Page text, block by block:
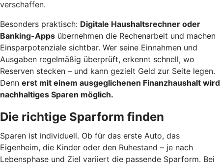
verschaffen.
Besonders praktisch: Digitale Haushaltsrechner oder
Banking-Apps übernehmen die Rechenarbeit und machen
Einsparpotenziale sichtbar. Wer seine Einnahmen und
Ausgaben regelmäßig überprüft, erkennt schnell, wo
Reserven stecken – und kann gezielt Geld zur Seite legen.
Denn erst mit einem ausgeglichenen Finanzhaushalt wird
nachhaltiges Sparen möglich.
Die richtige Sparform finden
Sparen ist individuell. Ob für das erste Auto, das
Eigenheim, die Kinder oder den Ruhestand – je nach
Lebensphase und Ziel variiert die passende Sparform. Bei